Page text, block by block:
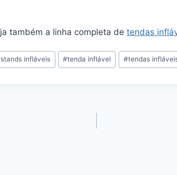
também a linha completa de tendas
stands infláveis #tenda inflável #tendas